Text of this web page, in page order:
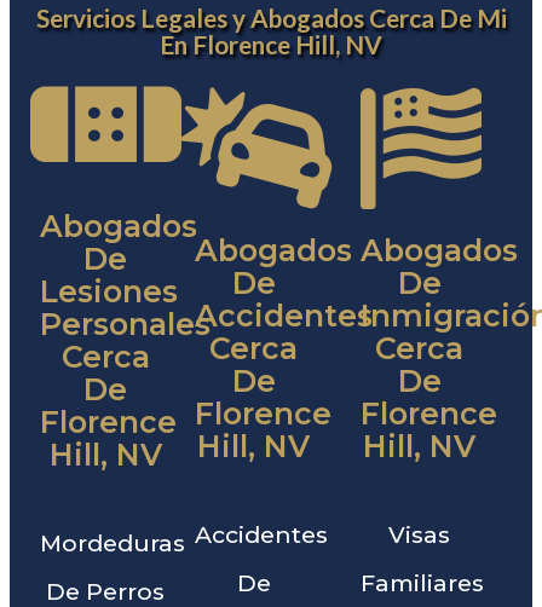
Servicios Legales y Abogados Cerca De Mi
En Florence Hill, NV
Abogados
De
Lesiones
Personales
Cerca
De
Florence
Hill, NV
Mordeduras
De Perros
Abogados
De
Accidentes
Cerca
De
Florence
Hill, NV
Accidentes
De
Abogados
De
Cerca
De
Florence
Hill, NV
Visas
Familiares